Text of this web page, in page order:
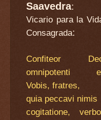
Saavedra:
Vicario para la
Consagrada:
Confiteor
omnipotenti
Vobis, fratres,
quia peccavi nimis
cogitatione,